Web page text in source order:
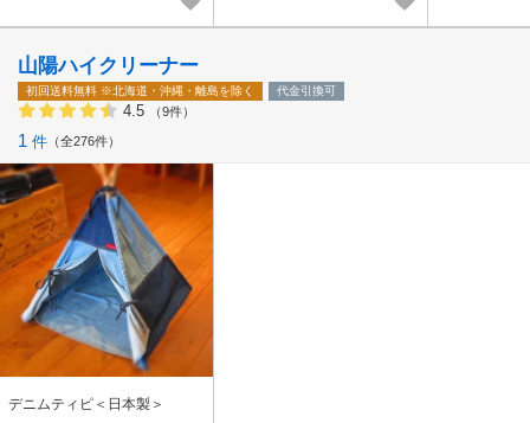
山陽ハイクリーナー
初回送料無料 ※北海道・沖縄・離島を除く 代金引換可
4.5 （9件）
1 件 全276件
デニムティピ＜日本製＞